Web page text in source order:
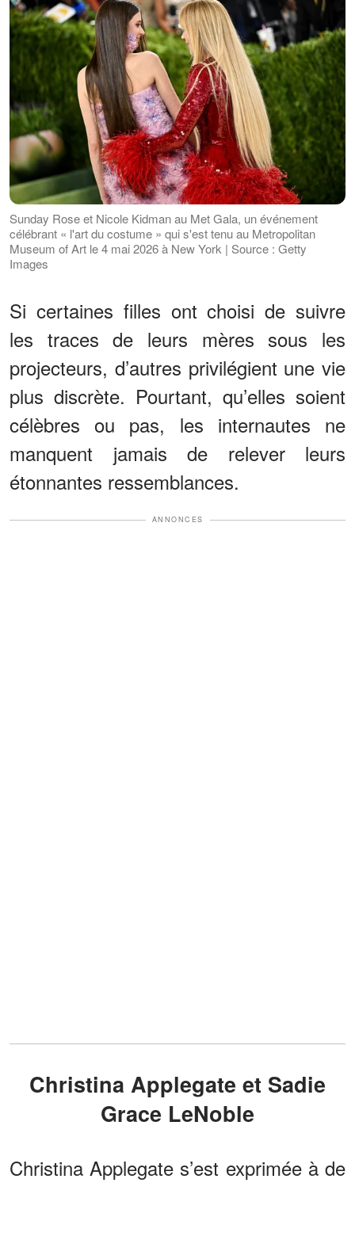
Sunday Rose et Nicole Kidman au Met Gala, un événement
célébrant « l'art du costume » qui s'est tenu au Metropolitan
Museum of Art le 4 mai 2026 à New York | Source : Getty
Images
Si certaines filles ont choisi de suivre
les traces de leurs mères sous les
projecteurs, d’autres privilégient une vie
plus discrète. Pourtant, qu’elles soient
célèbres ou pas, les internautes ne
manquent jamais de relever leurs
étonnantes ressemblances.
ANNONCES
Christina Applegate et Sadie
Grace LeNoble
Christina Applegate s’est exprimée à de